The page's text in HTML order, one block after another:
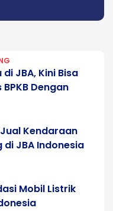
JBA, Kini Bisa
Dengan
Kendaraan
di JBA Indonesia
Mobil Listrik